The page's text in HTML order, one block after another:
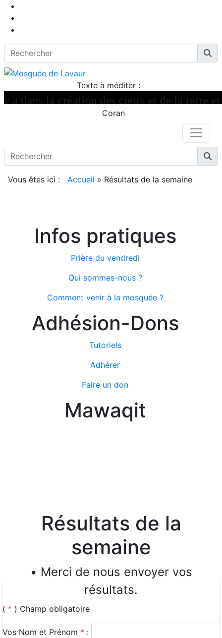
Texte à méditer :
dans la création des cieux et de la terre et
Coran
Vous êtes ici : Accueil » Résultats de la semaine
Infos pratiques
Prière du vendredi
Qui sommes-nous ?
Comment venir à la mosquée ?
Adhésion-Dons
Tutoriels
Adhérer
Faire un don
Mawaqit
Résultats de la
semaine
• Merci de nous envoyer vos
résultats.
( * ) Champ obligatoire
Vos Nom et Prénom * :